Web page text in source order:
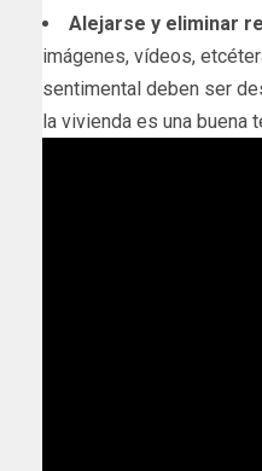
Alejarse y eliminar
imágenes, vídeos,
sentimental deben ser
la vivienda es una buena